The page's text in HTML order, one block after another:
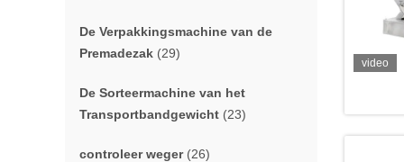
De Verpakkingsmachine van de
Premadezak (29)
De Sorteermachine van het
Transportbandgewicht (23)
controleer weger(26)
video